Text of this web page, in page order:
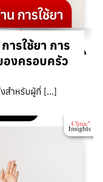
ารใช้ยา การ
งครอบครัว
งสำหรับผู้ที่ […]